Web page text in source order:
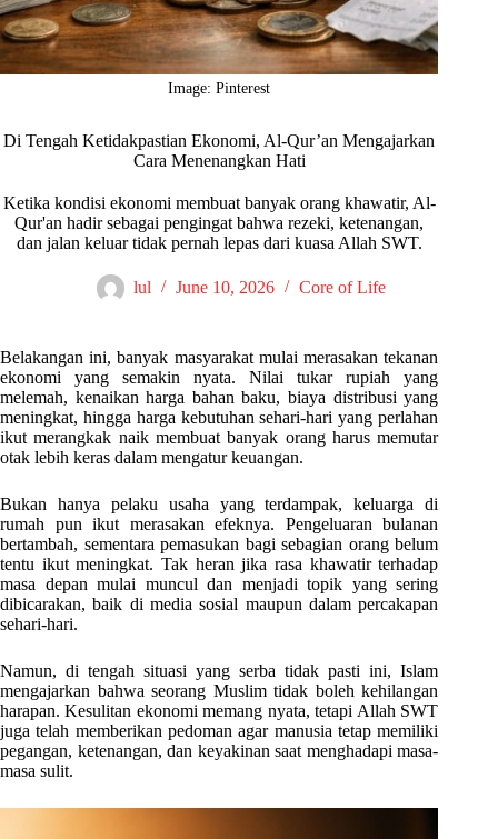
Image: Pinterest
Di Tengah Ketidakpastian Ekonomi, Al-Qur’an Mengajarkan
Cara Menenangkan Hati
Ketika kondisi ekonomi membuat banyak orang khawatir, Al-
Qur'an hadir sebagai pengingat bahwa rezeki, ketenangan,
dan jalan keluar tidak pernah lepas dari kuasa Allah SWT.
lul June 10, 2026 Core of Life
Belakangan ini, banyak masyarakat mulai merasakan tekanan
ekonomi yang semakin nyata. Nilai tukar rupiah yang
melemah, kenaikan harga bahan baku, biaya distribusi yang
meningkat, hingga harga kebutuhan sehari-hari yang perlahan
ikut merangkak naik membuat banyak orang harus memutar
otak lebih keras dalam mengatur keuangan.
Bukan hanya pelaku usaha yang terdampak, keluarga di
rumah pun ikut merasakan efeknya. Pengeluaran bulanan
bertambah, sementara pemasukan bagi sebagian orang belum
tentu ikut meningkat. Tak heran jika rasa khawatir terhadap
masa depan mulai muncul dan menjadi topik yang sering
dibicarakan, baik di media sosial maupun dalam percakapan
sehari-hari.
Namun, di tengah situasi yang serba tidak pasti ini, Islam
mengajarkan bahwa seorang Muslim tidak boleh kehilangan
harapan. Kesulitan ekonomi memang nyata, tetapi Allah SWT
juga telah memberikan pedoman agar manusia tetap memiliki
pegangan, ketenangan, dan keyakinan saat menghadapi masa-
masa sulit.